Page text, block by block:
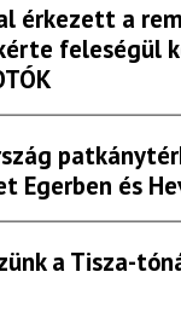
érkezett a
feleségül
Egerben és
a Tisza-